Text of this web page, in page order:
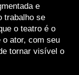
e
trabalho se
o teatro é o
o ator, com seu
tornar visível o